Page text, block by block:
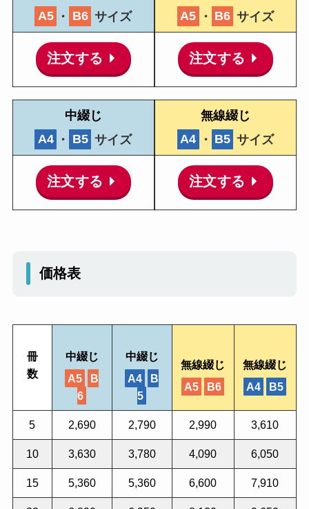
A5 ・ B6 サイズ
注文する
中綴じ
A4 ・ B5 サイズ
注文する
A5 ・ B6 サイズ
注文する
無線綴じ
A4 ・ B5 サイズ
注文する
価格表
冊
数
中綴じ
A5
B
6
中綴じ
A4
B
5
無線綴じ
A5
B6
無線綴じ
A4
B5
5 2,690 2,790 2,990 3,610
10 3,630 3,780 4,090 6,050
15 5,360 5,360 6,600 7,910